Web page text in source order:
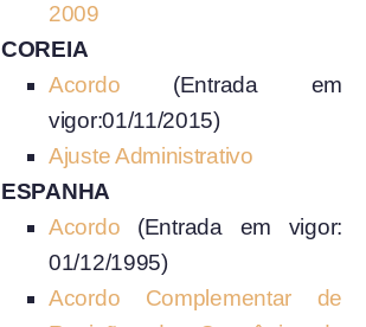
2009
COREIA
Acordo (Entrada em
vigor:01/11/2015)
Ajuste Administrativo
ESPANHA
Acordo (Entrada em vigor:
01/12/1995)
Acordo Complementar de